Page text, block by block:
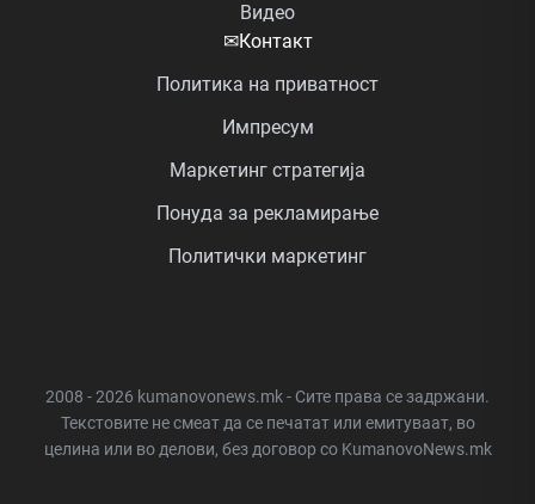
Видео
✉Контакт
Политика на приватност
Импресум
Маркетинг стратегија
Понуда за рекламирање
Политички маркетинг
2008 - 2026 kumanovonews.mk - Сите права се задржани.
Текстовите не смеат да се печатат или емитуваат, во
целина или во делови, без договор со KumanovoNews.mk